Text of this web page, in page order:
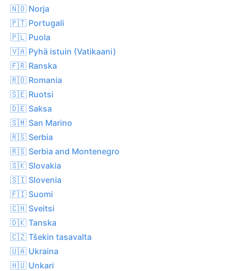
🇳🇴 Norja
🇵🇹 Portugali
🇵🇱 Puola
🇻🇦 Pyhä istuin (Vatikaani)
🇫🇷 Ranska
🇷🇴 Romania
🇸🇪 Ruotsi
🇩🇪 Saksa
🇸🇲 San Marino
🇷🇸 Serbia
🇷🇸 Serbia and Montenegro
🇸🇰 Slovakia
🇸🇮 Slovenia
🇫🇮 Suomi
🇨🇭 Sveitsi
🇩🇰 Tanska
🇨🇿 Tšekin tasavalta
🇺🇦 Ukraina
🇭🇺 Unkari